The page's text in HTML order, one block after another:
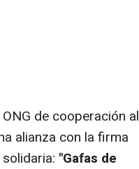
de cooperación al
alianza con la firma
"Gafas de